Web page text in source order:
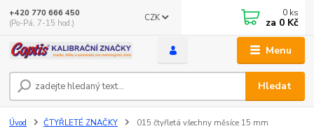
Menu
CZK
Hledat
+420 770 666 450
(Po-Pá, 7-15 hod.)
0 ks
za 0 Kč
Úvod ČTYŘLETÉ ZNAČKY 015 čtyřletá všechny měsíce 15 mm